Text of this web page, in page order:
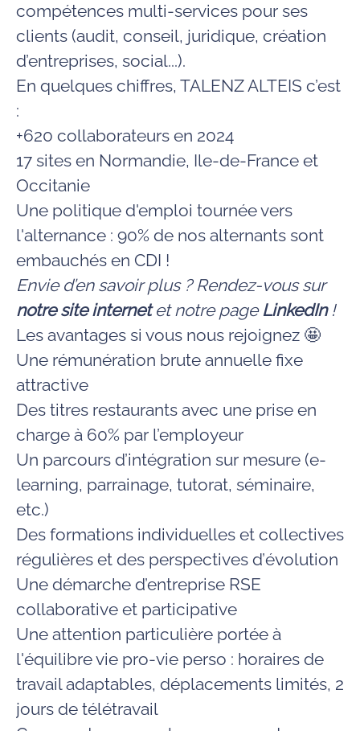
compétences multi-services pour ses
clients (audit, conseil, juridique, création
d’entreprises, social...).
En quelques chiffres, TALENZ ALTEIS c’est
:
+620 collaborateurs en 2024
17 sites en Normandie, Ile-de-France et
Occitanie
Une politique d'emploi tournée vers
l'alternance : 90% de nos alternants sont
embauchés en CDI !
Envie d’en savoir plus ? Rendez-vous sur
notre site internet et notre pageLinkedIn !
Les avantages si vous nous rejoignez 🤩
Une rémunération brute annuelle fixe
attractive
Des titres restaurants avec une prise en
charge à 60% par l’employeur
Un parcours d’intégration sur mesure (e-
learning, parrainage, tutorat, séminaire,
etc.)
Des formations individuelles et collectives
régulières et des perspectives d’évolution
Une démarche d’entreprise RSE
collaborative et participative
Une attention particulière portée à
l'équilibre vie pro-vie perso : horaires de
travail adaptables, déplacements limités, 2
jours de télétravail